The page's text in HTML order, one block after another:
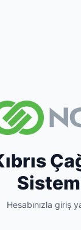
Hesabınızla giriş